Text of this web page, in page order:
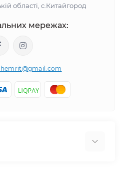
області, с.Китайгород
мережах: